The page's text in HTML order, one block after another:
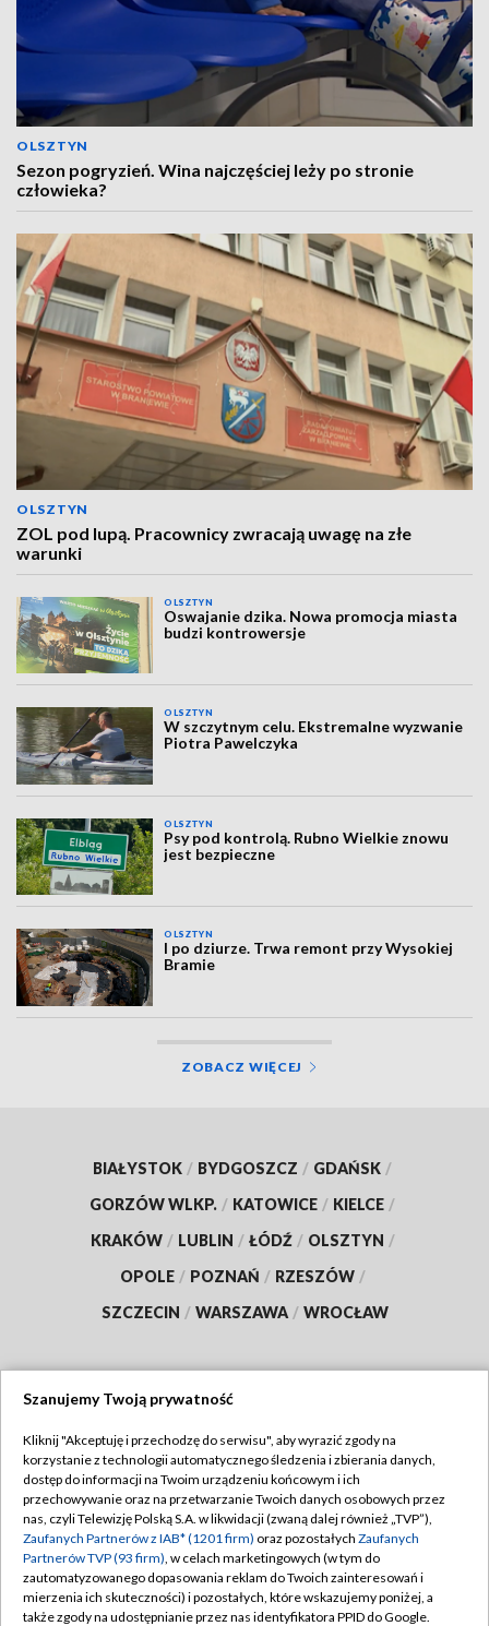
OLSZTYN
Sezon pogryzień. Wina najczęściej leży po stronie
człowieka?
OLSZTYN
ZOL pod lupą. Pracownicy zwracają uwagę na złe
warunki
OLSZTYN
Oswajanie dzika. Nowa promocja miasta
budzi kontrowersje
OLSZTYN
W szczytnym celu. Ekstremalne wyzwanie
Piotra Pawelczyka
OLSZTYN
Psy pod kontrolą. Rubno Wielkie znowu
jest bezpieczne
OLSZTYN
I po dziurze. Trwa remont przy Wysokiej
Bramie
ZOBACZ WIĘCEJ
BIAŁYSTOK / BYDGOSZCZ / GDAŃSK /
GORZÓW WLKP. / KATOWICE / KIELCE /
KRAKÓW / LUBLIN / ŁÓDŹ / OLSZTYN /
OPOLE / POZNAŃ / RZESZÓW /
SZCZECIN / WARSZAWA / WROCŁAW
TVP
Abonament TVP
Emisja w TVP
Centrum informacji TVP
Naziemna Telewizja Cyfrowa
Regulamin TVP
Polityka prywatności
Moje zgody
Pomoc
Szanujemy Twoją prywatność
Kliknij "Akceptuję i przechodzę do serwisu", aby wyrazić zgody na
korzystanie z technologii automatycznego śledzenia i zbierania danych,
dostęp do informacji na Twoim urządzeniu końcowym i ich
przechowywanie oraz na przetwarzanie Twoich danych osobowych przez
nas, czyli Telewizję Polską S.A. w likwidacji (zwaną dalej również „TVP”),
Zaufanych Partnerów z IAB* (1201 firm) oraz pozostałych Zaufanych
Partnerów TVP (93 firm), w celach marketingowych (w tym do
zautomatyzowanego dopasowania reklam do Twoich zainteresowań i
mierzenia ich skuteczności) i pozostałych, które wskazujemy poniżej, a
także zgody na udostępnianie przez nas identyfikatora PPID do Google.